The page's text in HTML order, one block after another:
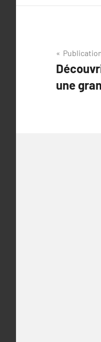
de
l’article
une